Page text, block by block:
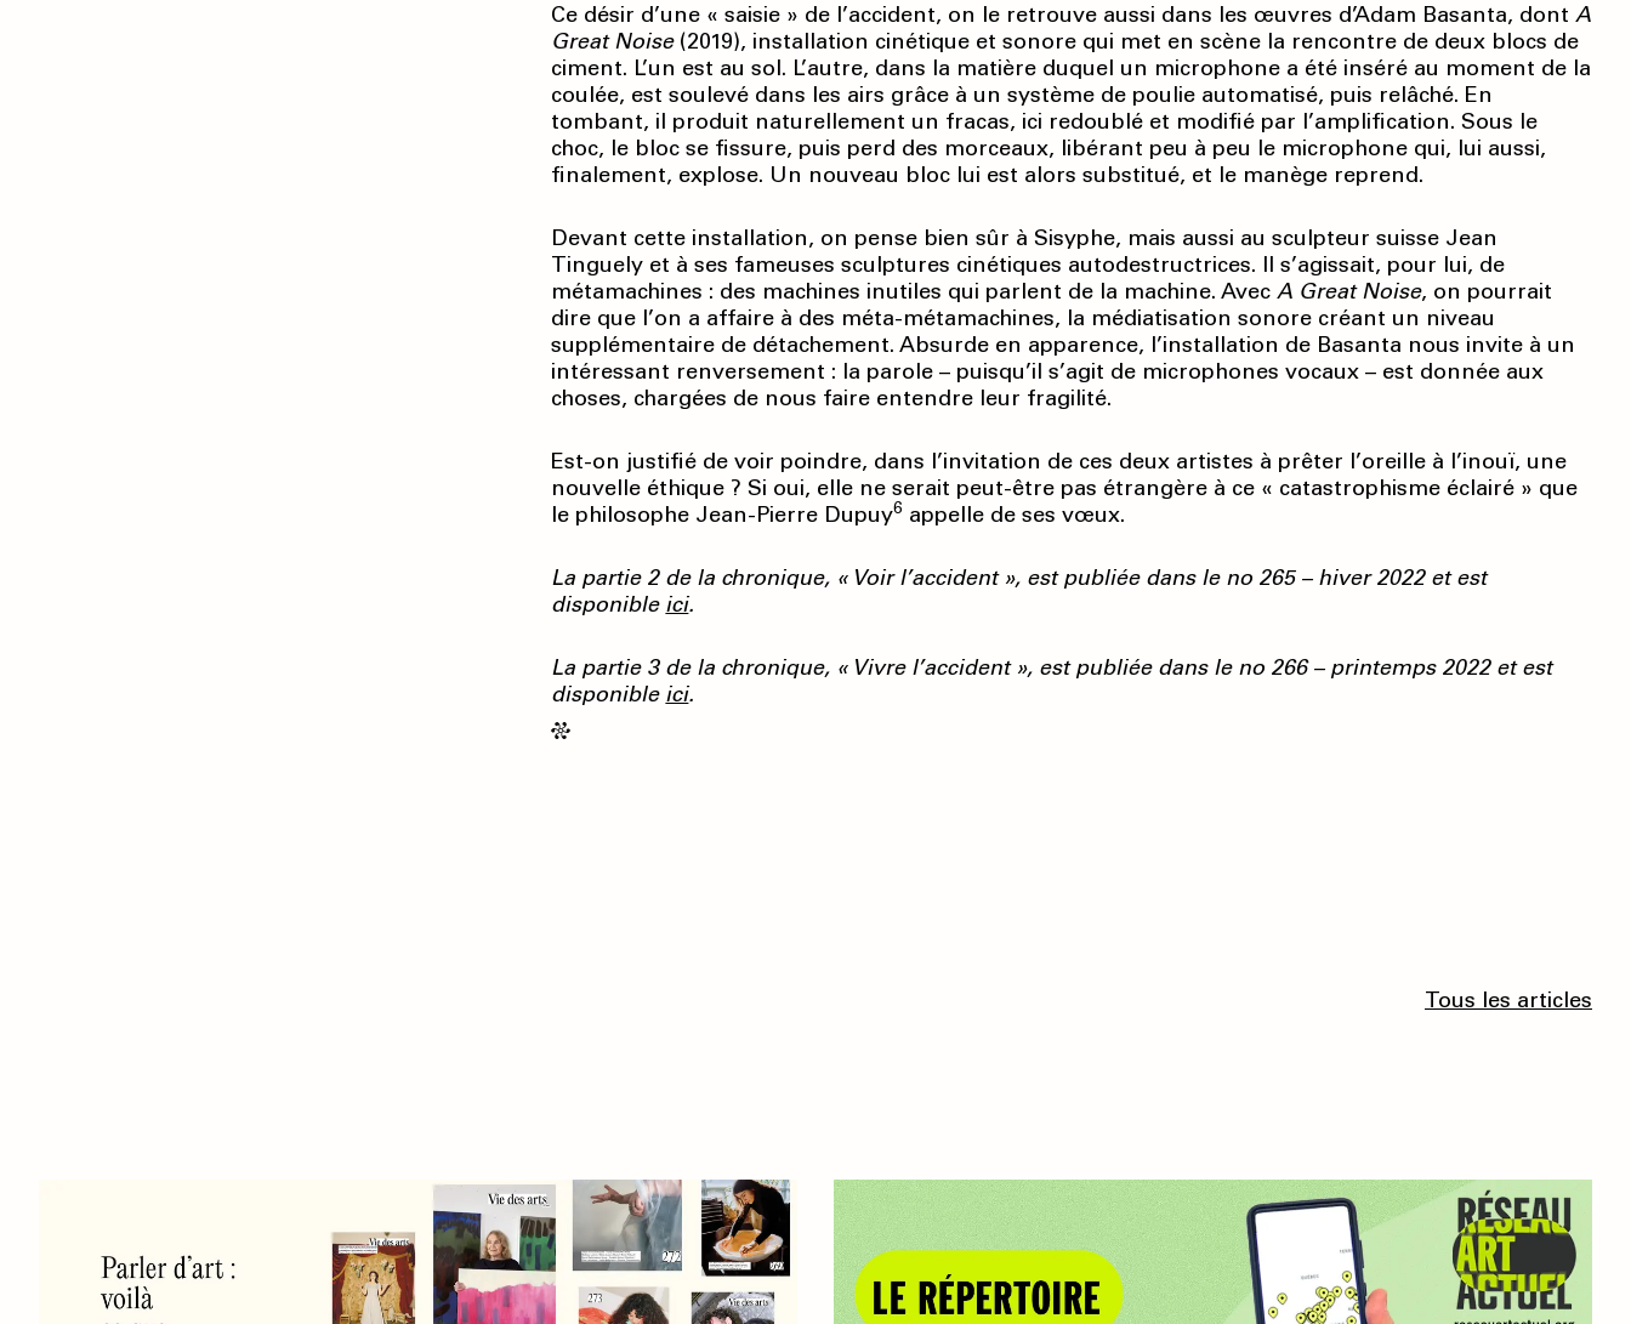
Ce désir d’une « saisie » de l’accident, on le retrouve aussi dans les œuvres d’Adam Basanta, dontA
Great Noise(2019), installation cinétique et sonore qui met en scène la rencontre de deux blocs de
ciment. L’un est au sol. L’autre, dans la matière duquel un microphone a été inséré au moment de la
coulée, est soulevé dans les airs grâce à un système de poulie automatisé, puis relâché. En
tombant, il produit naturellement un fracas, ici redoublé et modifié par l’amplification. Sous le
choc, le bloc se fissure, puis perd des morceaux, libérant peu à peu le microphone qui, lui aussi,
finalement, explose. Un nouveau bloc lui est alors substitué, et le manège reprend.
Devant cette installation, on pense bien sûr à Sisyphe, mais aussi au sculpteur suisse Jean
Tinguely et à ses fameuses sculptures cinétiques autodestructrices. Il s’agissait, pour lui, de
métamachines : des machines inutiles qui parlent de la machine. AvecA Great Noise, on pourrait
dire que l’on a affaire à des méta-métamachines, la médiatisation sonore créant un niveau
supplémentaire de détachement. Absurde en apparence, l’installation de Basanta nous invite à un
intéressant renversement : la parole – puisqu’il s’agit de microphones vocaux – est donnée aux
choses, chargées de nous faire entendre leur fragilité.
Est-on justifié de voir poindre, dans l’invitation de ces deux artistes à prêter l’oreille à l’inouï, une
nouvelle éthique ? Si oui, elle ne serait peut-être pas étrangère à ce « catastrophisme éclairé » que
le philosophe Jean-Pierre Dupuy6 appelle de ses vœux.
La partie 2 de la chronique, « Voir l’accident », est publiée dans le no 265 – hiver 2022 et est
disponible ici.
La partie 3 de la chronique, « Vivre l’accident», est publiée dans le no 266 – printemps 2022 et est
disponible ici.
Tous les articles